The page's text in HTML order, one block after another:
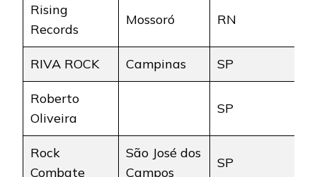
Rising
Records
Mossoró RN
RIVA ROCK Campinas SP
Roberto
Oliveira
SP
Rock
Combate
São José dos
Campos
SP